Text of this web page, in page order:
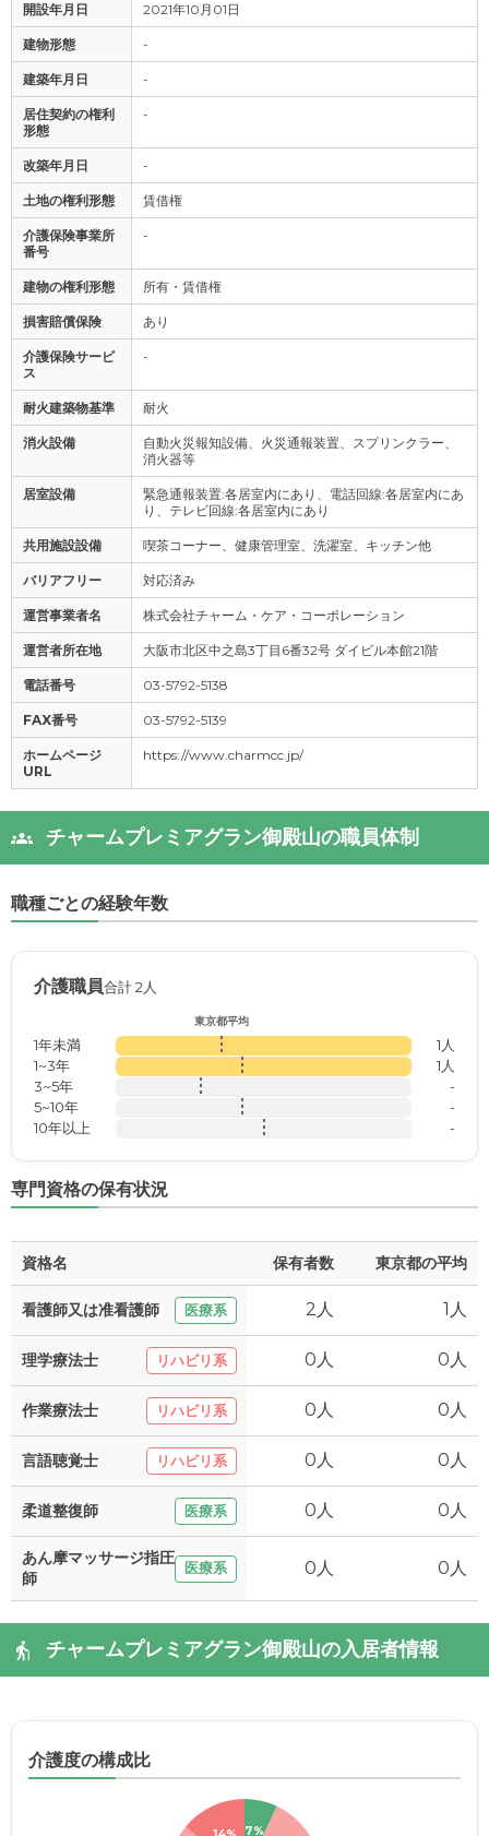
開設年月日 2021年10月01日
建物形態 -
建築年月日 -
居住契約の権利
形態
-
改築年月日 -
土地の権利形態 賃借権
介護保険事業所
番号
-
建物の権利形態 所有・賃借権
損害賠償保険 あり
介護保険サービ
ス
-
耐火建築物基準 耐火
消火設備
自動火災報知設備、火災通報装置、スプリンクラー、
消火器等
居室設備
緊急通報装置:各居室内にあり、電話回線:各居室内にあ
り、テレビ回線:各居室内にあり
共用施設設備 喫茶コーナー、健康管理室、洗濯室、キッチン他
バリアフリー 対応済み
運営事業者名 株式会社チャーム・ケア・コーポレーション
運営者所在地 大阪市北区中之島3丁目6番32号 ダイビル本館21階
電話番号 03-5792-5138
FAX番号 03-5792-5139
ホームページ
URL
https://www.charmcc.jp/
チャームプレミアグラン御殿山の職員体制
職種ごとの経験年数
介護職員合計 2人
東京都平均
1年未満
1人
1~3年
1人
3~5年
-
5~10年
-
10年以上
-
専門資格の保有状況
資格名 保有者数 東京都の平均
看護師又は准看護師 医療系 2人 1人
理学療法士 リハビリ系 0人 0人
作業療法士 リハビリ系 0人 0人
言語聴覚士 リハビリ系 0人 0人
柔道整復師 医療系 0人 0人
あん摩マッサージ指圧
師
医療系 0人 0人
チャームプレミアグラン御殿山の入居者情報
介護度の構成比
7%